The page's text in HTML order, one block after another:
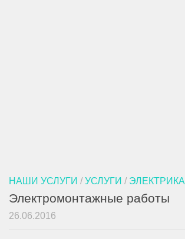
НАШИ УСЛУГИ / УСЛУГИ / ЭЛЕКТРИКА
Электромонтажные работы
26.06.2016